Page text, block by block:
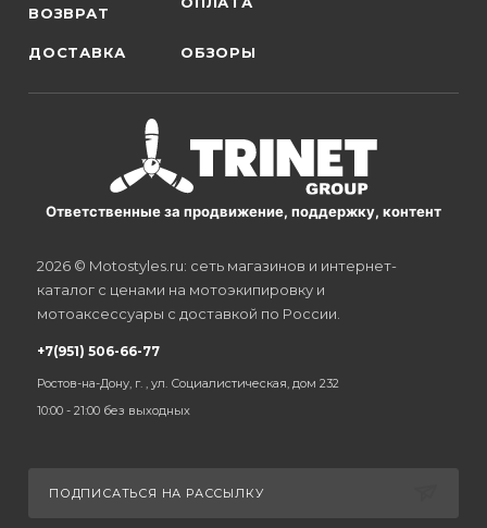
ВОЗВРАТ
ДОСТАВКА ОБЗОРЫ
Ответственные за продвижение, поддержку, контент
2026 © Motostyles.ru: сеть магазинов и интернет-
каталог с ценами на мотоэкипировку и
мотоаксессуары с доставкой по России.
+7(951) 506-66-77
Ростов-на-Дону, г. , ул. Социалистическая, дом 232
10:00 - 21:00 без выходных
ПОДПИСАТЬСЯ НА РАССЫЛКУ